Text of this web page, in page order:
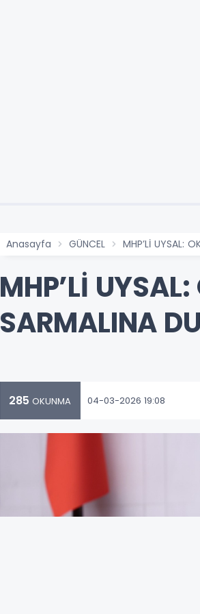
Anasayfa GÜNCEL MHP’Lİ UYSAL:
MHP’Lİ
SARMALINA
285 OKUNMA 04-03-2026 19:08